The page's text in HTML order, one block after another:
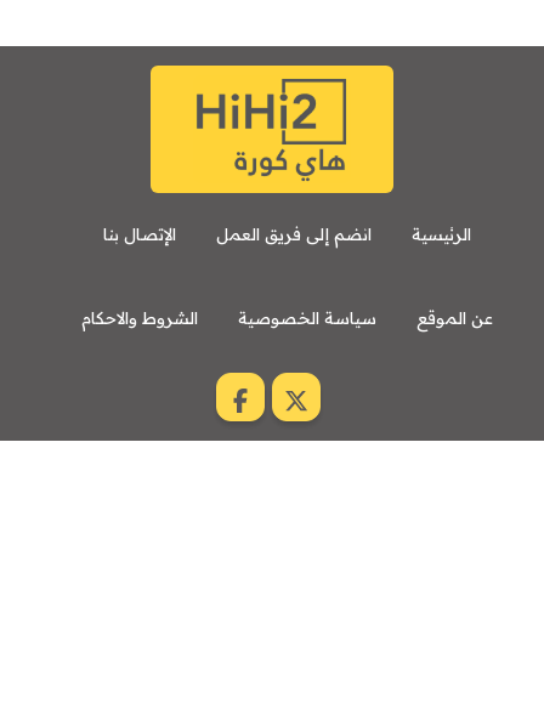
الرئيسية انضم إلى فريق العمل الإتصال بنا
عن الموقع سياسة الخصوصية الشروط والاحكام